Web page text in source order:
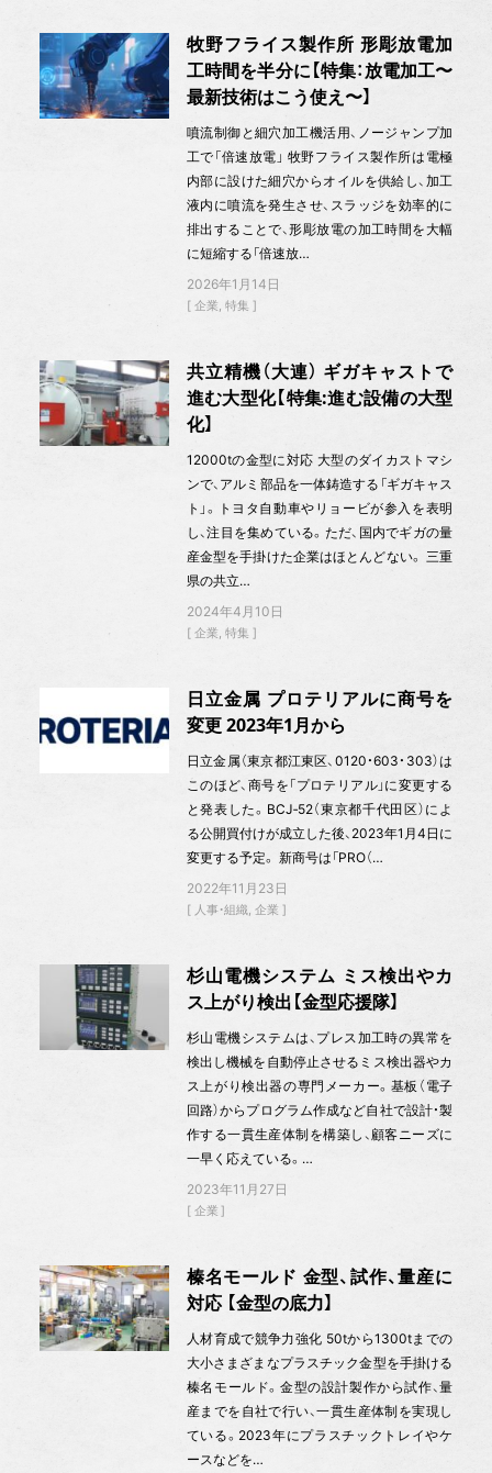
牧野フライス製作所 形彫放電加
工時間を半分に【特集：放電加工〜
最新技術はこう使え〜】
噴流制御と細穴加工機活用、ノージャンプ加
工で「倍速放電」 牧野フライス製作所は電極
内部に設けた細穴からオイルを供給し、加工
液内に噴流を発生させ、スラッジを効率的に
排出することで、形彫放電の加工時間を大幅
に短縮する「倍速放…
2026年1月14日
企業 特集
共立精機（大連） ギガキャストで
進む大型化【特集:進む設備の大型
化】
12000tの金型に対応 大型のダイカストマシ
ンで、アルミ部品を一体鋳造する「ギガキャス
ト」。トヨタ自動車やリョービが参入を表明
し、注目を集めている。ただ、国内でギガの量
産金型を手掛けた企業はほとんどない。 三重
県の共立…
2024年4月10日
企業 特集
日立金属 プロテリアルに商号を
変更 2023年1月から
日立金属（東京都江東区、0120・603・303）は
このほど、商号を「プロテリアル」に変更する
と発表した。BCJ‐52（東京都千代田区）によ
る公開買付けが成立した後、2023年1月4日に
変更する予定。 新商号は「PRO（…
2022年11月23日
人事・組織 企業
杉山電機システム ミス検出やカ
ス上がり検出【金型応援隊】
杉山電機システムは、プレス加工時の異常を
検出し機械を自動停止させるミス検出器やカ
ス上がり検出器の専門メーカー。基板（電子
回路）からプログラム作成など自社で設計・製
作する一貫生産体制を構築し、顧客ニーズに
一早く応えている。…
2023年11月27日
企業
榛名モールド 金型、試作、量産に
対応 【金型の底力】
人材育成で競争力強化 50tから1300tまでの
大小さまざまなプラスチック金型を手掛ける
榛名モールド。金型の設計製作から試作、量
産までを自社で行い、一貫生産体制を実現し
ている。2023年にプラスチックトレイやケ
ースなどを…